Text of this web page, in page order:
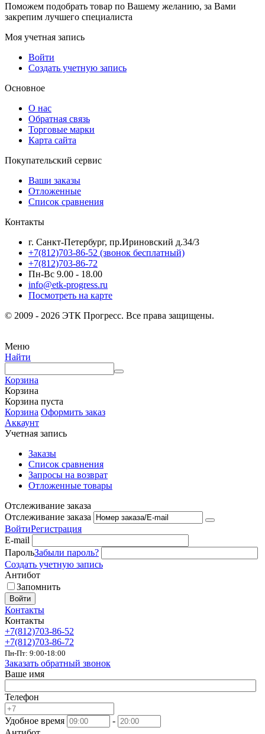
Поможем подобрать товар по Вашему желанию, за Вами
закрепим лучшего специалиста
Моя учетная запись
Войти
Создать учетную запись
Основное
О нас
Обратная связь
Торговые марки
Карта сайта
Покупательский сервис
Ваши заказы
Отложенные
Список сравнения
Контакты
г. Санкт-Петербург, пр.Ириновский д.34/3
+7(812)703-86-52 (звонок бесплатный)
+7(812)703-86-72
Пн-Вс 9.00 - 18.00
info@etk-progress.ru
Посмотреть на карте
© 2009 - 2026 ЭТК Прогресс. Все права защищены.
Меню
Найти
Корзина
Корзина
Корзина пуста
Корзина Оформить заказ
Аккаунт
Учетная запись
Заказы
Список сравнения
Запросы на возврат
Отложенные товары
Отслеживание заказа
Отслеживание заказа
ВойтиРегистрация
E-mail
ПарольЗабыли пароль?
Создать учетную запись
Антибот
Запомнить
Войти
Контакты
Контакты
+7(812)703-86-52
+7(812)703-86-72
Пн-Пт: 9:00-18:00
Заказать обратный звонок
Ваше имя
Телефон
Удобное время
-